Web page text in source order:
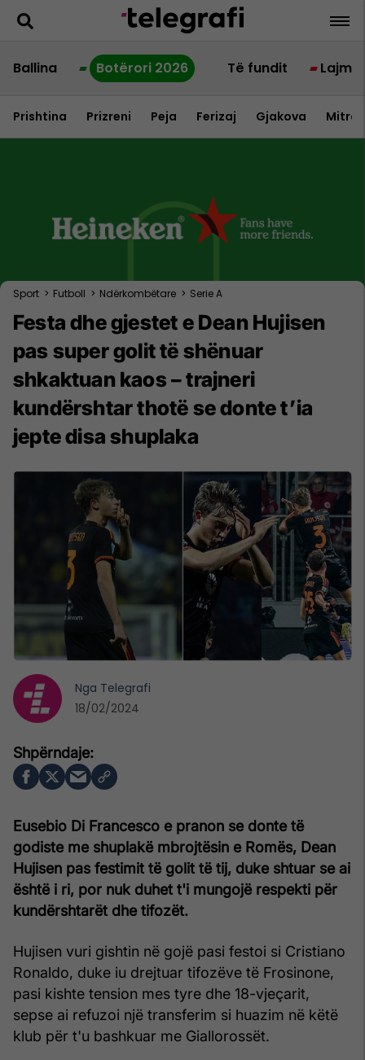
Ballina Botërori 2026 Të fundit Lajme
Prishtina Prizreni Peja Ferizaj Gjakova
Sport > Futboll > Ndërkombëtare > Serie A
Festa dhe gjestet e Dean Hujisen
pas super golit të shënuar
shkaktuan kaos – trajneri
kundërshtar thotë se donte t’ia
jepte disa shuplaka
Eusebio Di Francesco e pranon se donte të
godiste me shuplakë mbrojtësin e Romës, Dean
Hujisen pas festimit të golit të tij, duke shtuar se ai
është i ri, por nuk duhet t'i mungojë respekti për
kundërshtarët dhe tifozët.
Hujisen vuri gishtin në gojë pasi festoi si Cristiano
Ronaldo, duke iu drejtuar tifozëve të Frosinone,
pasi kishte tension mes tyre dhe 18-vjeçarit,
sepse ai refuzoi një transferim si huazim në këtë
klub për t'u bashkuar me Giallorossët.
Nga Telegrafi
18/02/2024